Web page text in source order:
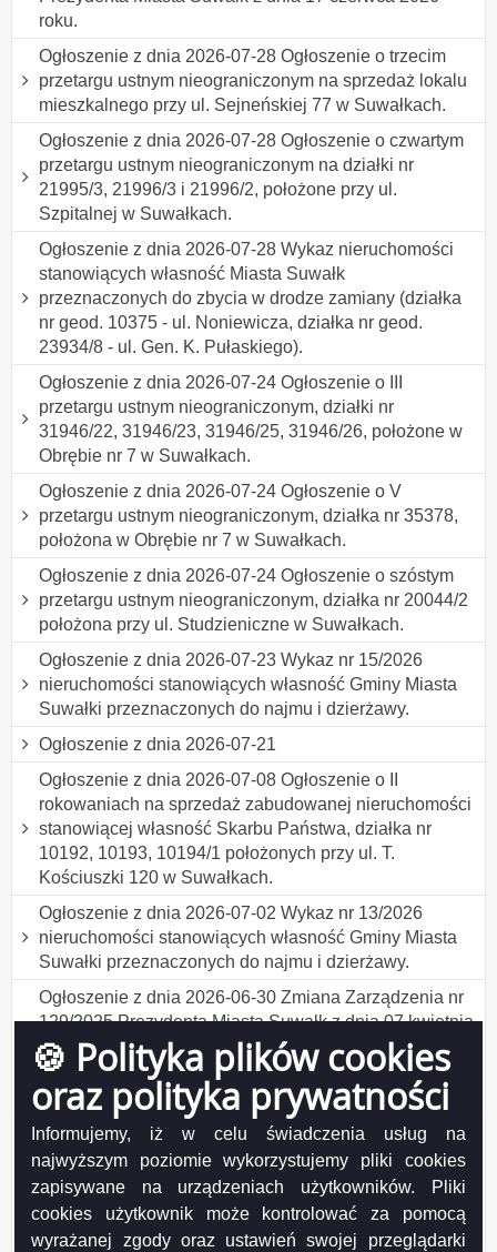
🍪 Polityka plików cookies
oraz polityka prywatności
Informujemy, iż w celu świadczenia usług na
najwyższym poziomie wykorzystujemy pliki cookies
zapisywane na urządzeniach użytkowników. Pliki
cookies użytkownik może kontrolować za pomocą
wyrażanej zgody oraz ustawień swojej przeglądarki
roku.
Ogłoszenie z dnia 2026-07-28 Ogłoszenie o trzecim
przetargu ustnym nieograniczonym na sprzedaż lokalu
mieszkalnego przy ul. Sejneńskiej 77 w Suwałkach.
Ogłoszenie z dnia 2026-07-28 Ogłoszenie o czwartym
przetargu ustnym nieograniczonym na działki nr
21995/3, 21996/3 i 21996/2, położone przy ul.
Szpitalnej w Suwałkach.
Ogłoszenie z dnia 2026-07-28 Wykaz nieruchomości
stanowiących własność Miasta Suwałk
przeznaczonych do zbycia w drodze zamiany (działka
nr geod. 10375 - ul. Noniewicza, działka nr geod.
23934/8 - ul. Gen. K. Pułaskiego).
Ogłoszenie z dnia 2026-07-24 Ogłoszenie o III
przetargu ustnym nieograniczonym, działki nr
31946/22, 31946/23, 31946/25, 31946/26, położone w
Obrębie nr 7 w Suwałkach.
Ogłoszenie z dnia 2026-07-24 Ogłoszenie o V
przetargu ustnym nieograniczonym, działka nr 35378,
położona w Obrębie nr 7 w Suwałkach.
Ogłoszenie z dnia 2026-07-24 Ogłoszenie o szóstym
przetargu ustnym nieograniczonym, działka nr 20044/2
położona przy ul. Studzieniczne w Suwałkach.
Ogłoszenie z dnia 2026-07-23 Wykaz nr 15/2026
nieruchomości stanowiących własność Gminy Miasta
Suwałki przeznaczonych do najmu i dzierżawy.
Ogłoszenie z dnia 2026-07-21
Ogłoszenie z dnia 2026-07-08 Ogłoszenie o II
rokowaniach na sprzedaż zabudowanej nieruchomości
stanowiącej własność Skarbu Państwa, działka nr
10192, 10193, 10194/1 położonych przy ul. T.
Kościuszki 120 w Suwałkach.
Ogłoszenie z dnia 2026-07-02 Wykaz nr 13/2026
nieruchomości stanowiących własność Gminy Miasta
Suwałki przeznaczonych do najmu i dzierżawy.
Ogłoszenie z dnia 2026-06-30 Zmiana Zarządzenia nr
129/2025 Prezydenta Miasta Suwałk z dnia 07 kwietnia
2025 r. w sprawie ustalenia formularza wniosku o
udzielenie bonifikaty w ramach programu "Działki
budowlane dla młodych w Suwałkach" .
Ogłoszenie z dnia 2026-06-17 Wykaz nieruchomości
stanowiącej własność Miasta Suwałk przeznaczonej
do sprzedaży w drodze przetargu ustnego
nieograniczonego (działki nr 35877, 35878, 35879,
35880, 35881/2, 35882/1)..